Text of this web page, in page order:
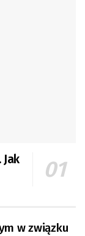
w związku